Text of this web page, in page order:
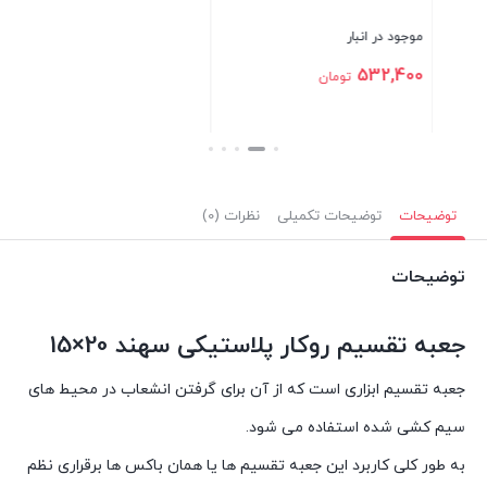
موجود در انبار
532,400 تومان
بستن
توضیحات توضیحات تکمیلی نظرات (0)
توضیحات
جعبه تقسیم روکار پلاستیکی سهند 20×15
جعبه تقسیم ابزاری است که از آن برای گرفتن انشعاب در محیط های
سیم کشی شده استفاده می شود.
به طور کلی کاربرد این جعبه تقسیم ها یا همان باکس ها برقراری نظم